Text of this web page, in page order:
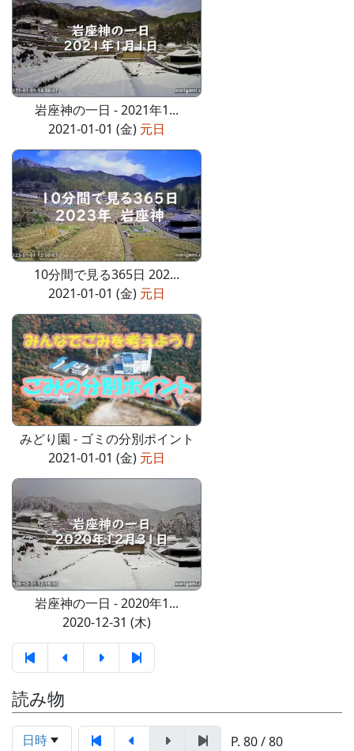
岩座神の一日 - 2021年1...
2021-01-01 (金) 元日
10分間で見る365日 202...
2021-01-01 (金) 元日
みどり園 - ゴミの分別ポイント
2021-01-01 (金) 元日
岩座神の一日 - 2020年1...
2020-12-31 (木)
読み物
日時 P. 80 / 80